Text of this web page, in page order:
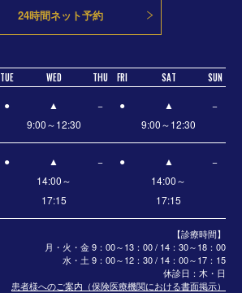
24時間ネット予約
TUE WED THU FRI SAT SUN
【診療時間】
月・火・金 9：00～13：00 / 14：30～18：00
水・土 9：00～12：30 / 14：00～17：15
休診日：木・日
患者様へのご案内（保険医療機関における書面掲示）
●
▲
9:00～12:30
− ●
▲
9:00～12:30
−
●
▲
14:00～
17:15
− ●
▲
14:00～
17:15
−